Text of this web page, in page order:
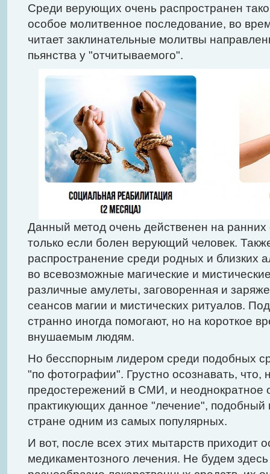
Среди верующих очень распространен
особое молитвенное последование, во
читает заклинательные молитвы
пьянства у "отчитываемого".
Данный метод очень действенен на ранних
только если болен верующий человек.
распространение среди родных и близких
во всевозможные магические и
различные амулеты, заговоренная и
сеансов магии и мистических ритуалов.
странно иногда помогают, но на короткое
внушаемым людям.
Но бесспорным лидером среди подобных
"по фотографии". Грустно осознавать, что,
предостережений в СМИ, и неоднократное
практикующих данное "лечение", подобный
стране одним из самых популярных.
И вот, после всех этих мытарств приходит
медикаментозного лечения. Не будем